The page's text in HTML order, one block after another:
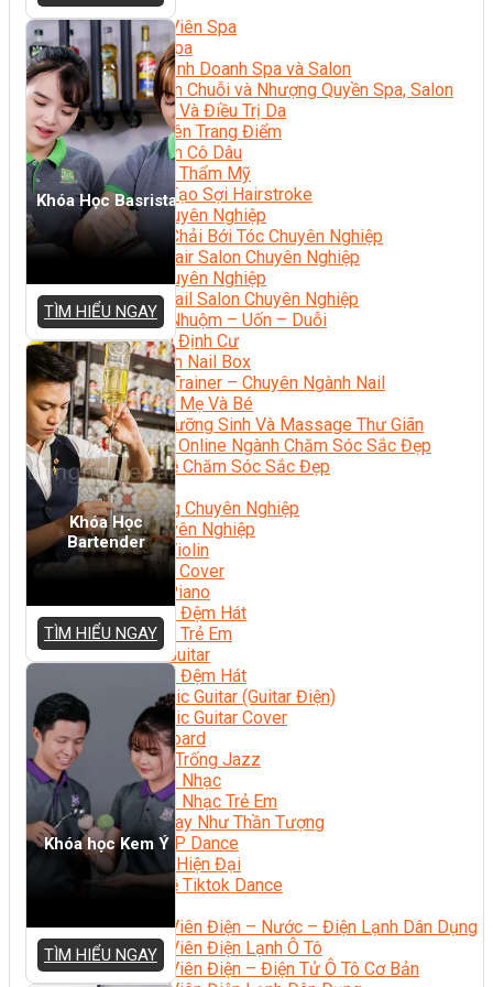
Sắc Đẹp
Kỹ Thuật Viên Spa
Quản Lý Spa
Khởi Sự Kinh Doanh Spa và Salon
Kinh Doanh Chuỗi và Nhượng Quyền Spa, Salon
Chăm Sóc Và Điều Trị Da
Chuyên Viên Trang Điểm
Trang Điểm Cô Dâu
Phun Xăm Thẩm Mỹ
Kỹ Thuật Tạo Sợi Hairstroke
Barber Chuyên Nghiệp
Kỹ Thuật Chải Bới Tóc Chuyên Nghiệp
Quản Lý Hair Salon Chuyên Nghiệp
Nối Mi Chuyên Nghiệp
Quản Lý Nail Salon Chuyên Nghiệp
Kỹ Thuật Nhuộm – Uốn – Duỗi
Nail Salon Định Cư
Kinh Doanh Nail Box
Train The Trainer – Chuyên Ngành Nail
Chăm Sóc Mẹ Và Bé
Gội Đầu Dưỡng Sinh Và Massage Thư Giãn
Marketing Online Ngành Chăm Sóc Sắc Đẹp
Chuyên Đề Chăm Sóc Sắc Đẹp
Âm Nhạc
Nhạc Công Chuyên Nghiệp
Ca Sĩ Chuyên Nghiệp
Học Đàn Violin
Học Violin Cover
Học Đàn Piano
Học Piano Đệm Hát
Học Piano Trẻ Em
Học Đàn Guitar
Học Guitar Đệm Hát
Học Electric Guitar (Guitar Điện)
Học Electric Guitar Cover
Học Keyboard
Học Đánh Trống Jazz
Học Thanh Nhạc
Học Thanh Nhạc Trẻ Em
Học Hát Hay Như Thần Tượng
Học K-POP Dance
Học Nhảy Hiện Đại
Chuyên Đề Tiktok Dance
Kỹ Thuật Viên Điện – Nước – Điện Lạnh Dân Dụng
Kỹ Thuật Viên Điện Lạnh Ô Tô
Kỹ Thuật Viên Điện – Điện Tử Ô Tô Cơ Bản
Khóa Học Basrista
TÌM HIỂU NGAY
Khóa Học
Bartender
TÌM HIỂU NGAY
Khóa học Kem Ý
TÌM HIỂU NGAY